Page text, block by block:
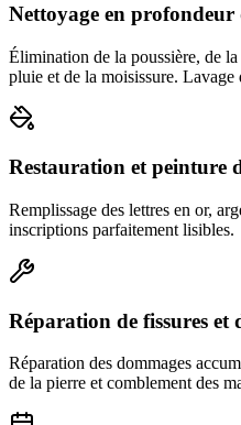
Nettoyage en profondeur
Élimination de la poussière, de
pluie et de la moisissure. Lavage
Restauration et peinture
Remplissage des lettres en or,
inscriptions parfaitement lisibles.
Réparation de fissures et
Réparation des dommages
de la pierre et comblement des